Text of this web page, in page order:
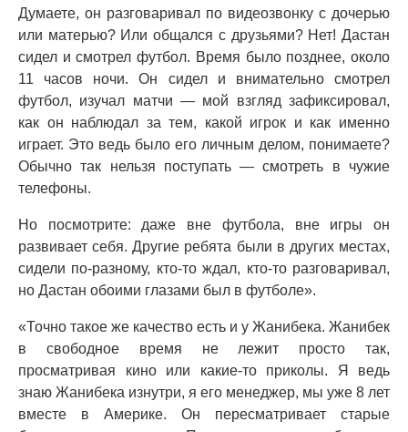
Думаете, он разговаривал по видеозвонку с дочерью
или матерью? Или общался с друзьями? Нет! Дастан
сидел и смотрел футбол. Время было позднее, около
11 часов ночи. Он сидел и внимательно смотрел
футбол, изучал матчи — мой взгляд зафиксировал,
как он наблюдал за тем, какой игрок и как именно
играет. Это ведь было его личным делом, понимаете?
Обычно так нельзя поступать — смотреть в чужие
телефоны.
Но посмотрите: даже вне футбола, вне игры он
развивает себя. Другие ребята были в других местах,
сидели по-разному, кто-то ждал, кто-то разговаривал,
но Дастан обоими глазами был в футболе».
«Точно такое же качество есть и у Жанибека. Жанибек
в свободное время не лежит просто так,
просматривая кино или какие-то приколы. Я ведь
знаю Жанибека изнутри, я его менеджер, мы уже 8 лет
вместе в Америке. Он пересматривает старые